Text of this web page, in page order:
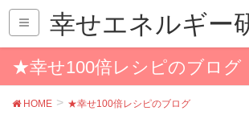
幸せエネルギー
★幸せ100倍レシピのブログ
HOME
★幸せ100倍レシピのブログ